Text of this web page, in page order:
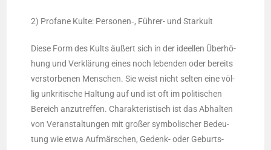
2) Pro­fa­ne Kul­te: Personen‑, Füh­rer- und Starkult
Die­se Form des Kults äußert sich in der ideel­len Über­hö­
hung und Ver­klä­rung eines noch leben­den oder bereits
ver­stor­be­nen Men­schen. Sie weist nicht sel­ten eine völ­
lig unkri­ti­sche Hal­tung auf und ist oft im poli­ti­schen
Bereich anzu­tref­fen. Cha­rak­te­ris­tisch ist das Abhal­ten
von Ver­an­stal­tun­gen mit gro­ßer sym­bo­li­scher Bedeu­
tung wie etwa Auf­mär­schen, Gedenk- oder Geburts­